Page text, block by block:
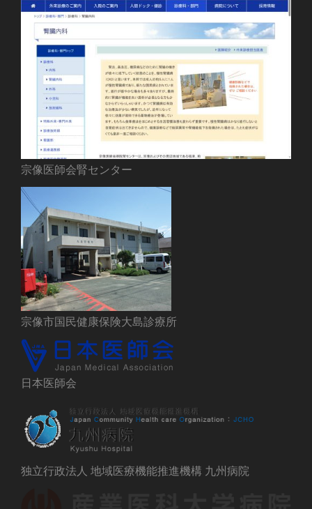
宗像医師会腎センター
宗像市国民健康保険大島診療所
日本医師会
独立行政法人 地域医療機能推進機構 九州病院